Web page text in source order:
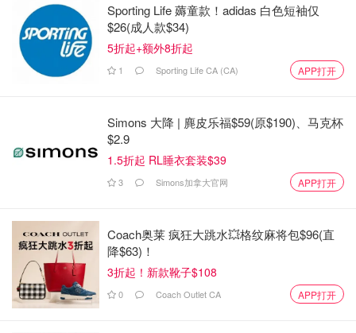
虽然很多滑雪场对于成人是否要戴头盔并没有硬性要求，但
戴上头盔对于滑雪这种很可能会跌倒的运动来说能够提供安
心的保护。在购买时请尽量进行试戴，还要
确认头盔满足安
Sporting Life 薅童款！adidas 白色短袖仅
$26(成人款$34)
5折起+额外8折起
1 Sporting Life CA (CA) APP打开
Simons 大降 | 麂皮乐福$59(原$190)、马克杯
$2.9
1.5折起 RL睡衣套装$39
3 Simons加拿大官网 APP打开
Coach奥莱 疯狂大跳水💥格纹麻将包$96(直
降$63)！
3折起！新款靴子$108
0 Coach Outlet CA APP打开